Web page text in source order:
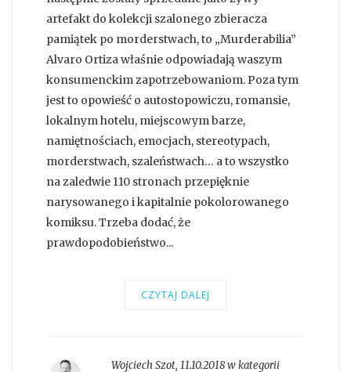
artefakt do kolekcji szalonego zbieracza
pamiątek po morderstwach, to „Murderabilia”
Alvaro Ortiza właśnie odpowiadają waszym
konsumenckim zapotrzebowaniom. Poza tym
jest to opowieść o autostopowiczu, romansie,
lokalnym hotelu, miejscowym barze,
namiętnościach, emocjach, stereotypach,
morderstwach, szaleństwach… a to wszystko
na zaledwie 110 stronach przepięknie
narysowanego i kapitalnie pokolorowanego
komiksu. Trzeba dodać, że
prawdopodobieństwo...
CZYTAJ DALEJ
Wojciech Szot, 11.10.2018 w kategorii